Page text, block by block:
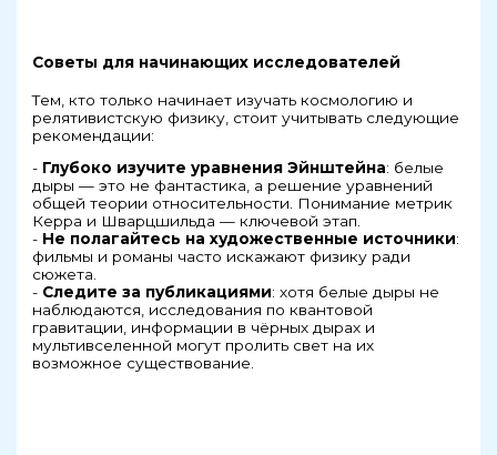
Советы для начинающих исследователей
Тем, кто только начинает изучать космологию и
релятивистскую физику, стоит учитывать следующие
рекомендации:
- Глубоко изучите уравнения Эйнштейна: белые
дыры — это не фантастика, а решение уравнений
общей теории относительности. Понимание метрик
Керра и Шварцшильда — ключевой этап.
- Не полагайтесь на художественные источники:
фильмы и романы часто искажают физику ради
сюжета.
- Следите за публикациями: хотя белые дыры не
наблюдаются, исследования по квантовой
гравитации, информации в чёрных дырах и
мультивселенной могут пролить свет на их
возможное существование.